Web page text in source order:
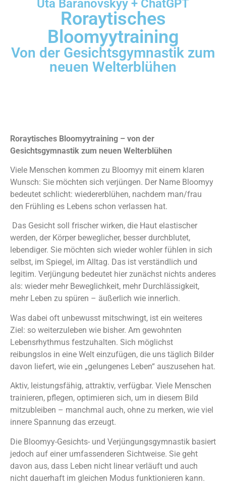
Uta Baranovskyy + ChatGPT
Roraytisches
Bloomyytraining
Von der Gesichtsgymnastik zum
neuen Welterblühen
Roraytisches Bloomyytraining – von der
Gesichtsgymnastik zum neuen Welterblühen
Viele Menschen kommen zu Bloomyy mit einem klaren
Wunsch: Sie möchten sich verjüngen. Der Name Bloomyy
bedeutet schlicht: wiedererblühen, nachdem man/frau
den Frühling es Lebens schon verlassen hat.
Das Gesicht soll frischer wirken, die Haut elastischer
werden, der Körper beweglicher, besser durchblutet,
lebendiger. Sie möchten sich wieder wohler fühlen in sich
selbst, im Spiegel, im Alltag. Das ist verständlich und
legitim. Verjüngung bedeutet hier zunächst nichts anderes
als: wieder mehr Beweglichkeit, mehr Durchlässigkeit,
mehr Leben zu spüren – äußerlich wie innerlich.
Was dabei oft unbewusst mitschwingt, ist ein weiteres
Ziel: so weiterzuleben wie bisher. Am gewohnten
Lebensrhythmus festzuhalten. Sich möglichst
reibungslos in eine Welt einzufügen, die uns täglich Bilder
davon liefert, wie ein „gelungenes Leben“ auszusehen hat.
Aktiv, leistungsfähig, attraktiv, verfügbar. Viele Menschen
trainieren, pflegen, optimieren sich, um in diesem Bild
mitzubleiben – manchmal auch, ohne zu merken, wie viel
innere Spannung das erzeugt.
Die Bloomyy-Gesichts- und Verjüngungsgymnastik basiert
jedoch auf einer umfassenderen Sichtweise. Sie geht
davon aus, dass Leben nicht linear verläuft und auch
nicht dauerhaft im gleichen Modus funktionieren kann.